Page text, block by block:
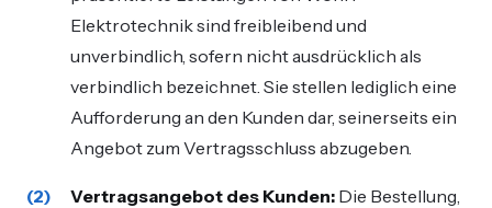
Elektrotechnik sind freibleibend und
unverbindlich, sofern nicht ausdrücklich als
verbindlich bezeichnet. Sie stellen lediglich eine
Aufforderung an den Kunden dar, seinerseits ein
Angebot zum Vertragsschluss abzugeben.
Vertragsangebot des Kunden: Die Bestellung,